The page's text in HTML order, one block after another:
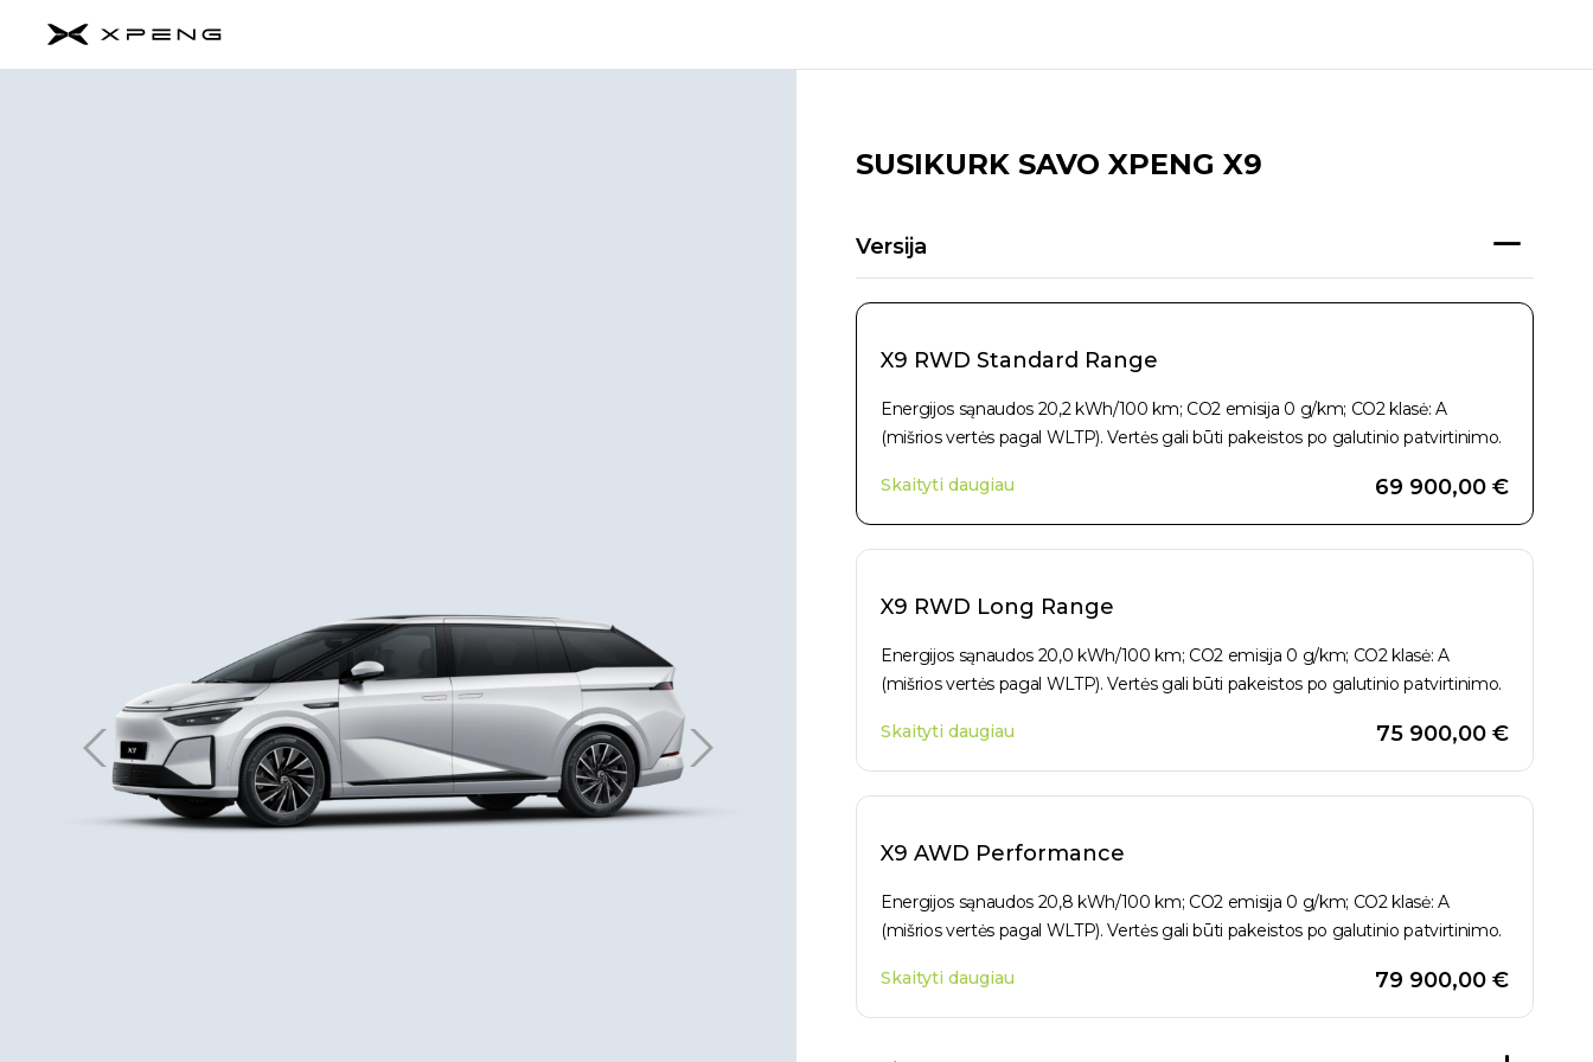
SUSIKURK SAVO XPENG X9
Versija
X9 RWD Standard Range
Energijos sąnaudos 20,2 kWh/100 km; CO2 emisija 0 g/km; CO2 klasė: A
(mišrios vertės pagal WLTP). Vertės gali būti pakeistos po galutinio patvirtinimo.
Skaityti daugiau 69 900,00 €
X9 RWD Long Range
Energijos sąnaudos 20,0 kWh/100 km; CO2 emisija 0 g/km; CO2 klasė: A
(mišrios vertės pagal WLTP). Vertės gali būti pakeistos po galutinio patvirtinimo.
Skaityti daugiau 75 900,00 €
X9 AWD Performance
Energijos sąnaudos 20,8 kWh/100 km; CO2 emisija 0 g/km; CO2 klasė: A
(mišrios vertės pagal WLTP). Vertės gali būti pakeistos po galutinio patvirtinimo.
Skaityti daugiau 79 900,00 €